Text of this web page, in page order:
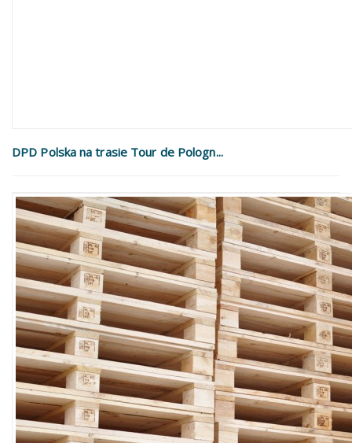
DPD Polska na trasie Tour de Pologn...